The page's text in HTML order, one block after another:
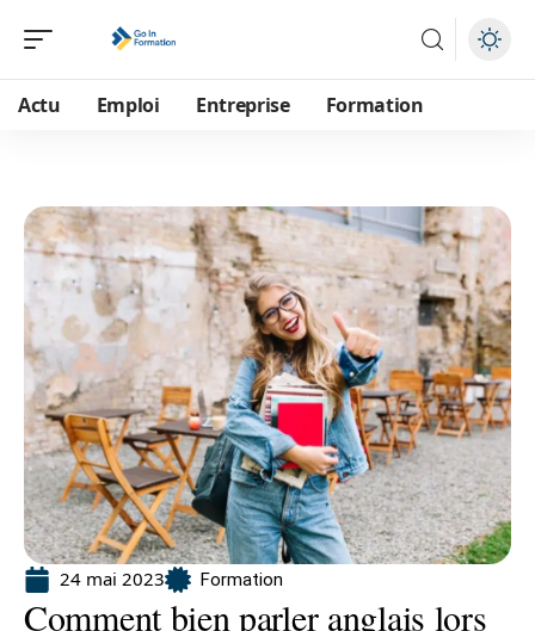
Actu Emploi Entreprise Formation
24 mai 2023 Formation
Comment bien parler anglais lors